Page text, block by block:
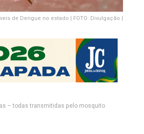
de Dengue no estado | FOTO: Divulgação |
– todas transmitidas pelo mosquito